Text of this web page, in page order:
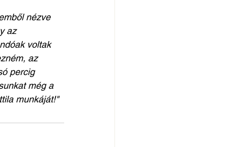
nézve
az
voltak
az
percig
még a
munkáját!"